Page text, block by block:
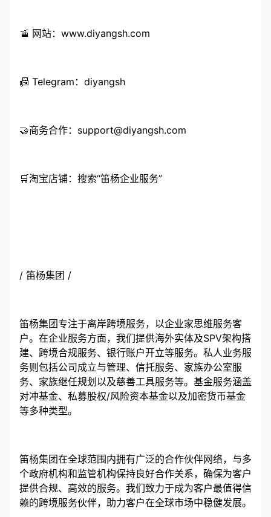
🚡 网站：www.diyangsh.com
📠 Telegram：diyangsh
🤝商务合作：support@diyangsh.com
🛒淘宝店铺：搜索“笛杨企业服务”
/ 笛杨集团 /
笛杨集团专注于离岸跨境服务，以企业家思维服务客
户。在企业服务方面，我们提供海外实体及SPV架构搭
建、跨境合规服务、银行账户开立等服务。私人业务服
务则包括公司成立与管理、信托服务、家族办公室服
务、家族继任规划以及慈善工具服务等。基金服务涵盖
对冲基金、私募股权/风险资本基金以及加密货币基金
等多种类型。
笛杨集团在全球范围内拥有广泛的合作伙伴网络，与多
个政府机构和监管机构保持良好合作关系，确保为客户
提供合规、高效的服务。我们致力于成为客户最值得信
赖的跨境服务伙伴，助力客户在全球市场中稳健发展。